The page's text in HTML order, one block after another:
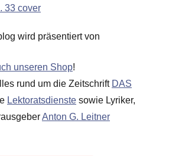
wird präsentiert von
unseren Shop!
rund um die Zeitschrift DAS
Lektoratsdienste sowie Lyriker,
Anton G. Leitner